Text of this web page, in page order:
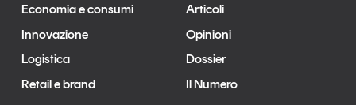
Economia e consumi
Innovazione
Logistica
Retail e brand
Articoli
Opinioni
Dossier
Il Numero